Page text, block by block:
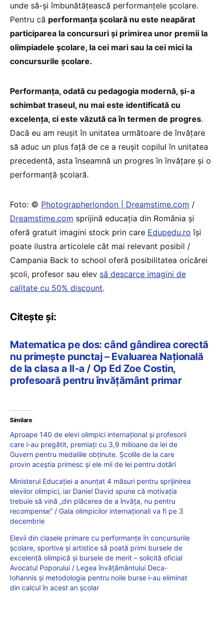
unde să-și îmbunătățească performanțele școlare.
Pentru că performanța școlară nu este neapărat
participarea la concursuri și primirea unor premii la
olimpiadele școlare, la cei mari sau la cei mici la
concursurile școlare.
Performanța, odată cu pedagogia modernă, și-a
schimbat traseul, nu mai este identificată cu
excelența, ci este văzută ca în termen de progres.
Dacă eu am reușit în unitatea următoare de învățare
să aduc un plus față de ce a reușit copilul în unitatea
precedentă, asta înseamnă un progres în învățare și o
performanță școlară.
Foto: © Photographerlondon | Dreamstime.com /
Dreamstime.com sprijină educaţia din România şi
oferă gratuit imagini stock prin care Edupedu.ro îşi
poate ilustra articolele cât mai relevant posibil /
Campania Back to school oferă posibilitatea oricărei
școli, profesor sau elev să descarce imagini de
calitate cu 50% discount.
Citește și:
Matematica pe dos: când gândirea corectă
nu primește punctaj – Evaluarea Națională
de la clasa a II-a / Op Ed Zoe Costin,
profesoară pentru învățământ primar
Similare
Aproape 140 de elevi olimpici internațional și profesorii
care i-au pregătit, premiați cu 3,9 milioane de lei de
Guvern pentru medaliile obținute. Școlile de la care
provin aceștia primesc și ele mii de lei pentru dotări
Ministerul Educației a anunțat 4 măsuri pentru sprijinirea
elevilor olimpici, iar Daniel David spune că motivația
trebuie să vină „din plăcerea de a învăța, nu pentru
recompense” / Gala olimpicilor internaționali va fi pe 3
decembrie
Elevii din clasele primare cu performanțe în concursurile
școlare, sportive și artistice să poată primi bursele de
excelență olimpică și bursele de merit – solicită oficial
Avocatul Poporului / Legea învățământului Deca-
Iohannis și metodologia pentru noile burse i-au eliminat
din calcul în acest an școlar